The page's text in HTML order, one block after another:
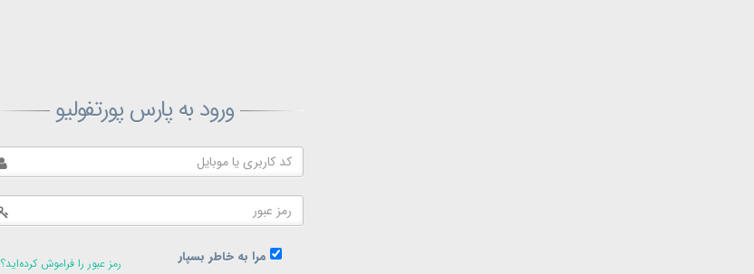
ورود به پارس پورتفولیو
مرا به خاطر بسپار
رمز عبور را فراموش کرده‌اید؟
ثبت‌نام پارس پورتفولیو
بازیابی رمز پارس پورتفولیو
در حال حاضر عضو هستید؟